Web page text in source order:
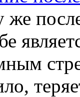
же